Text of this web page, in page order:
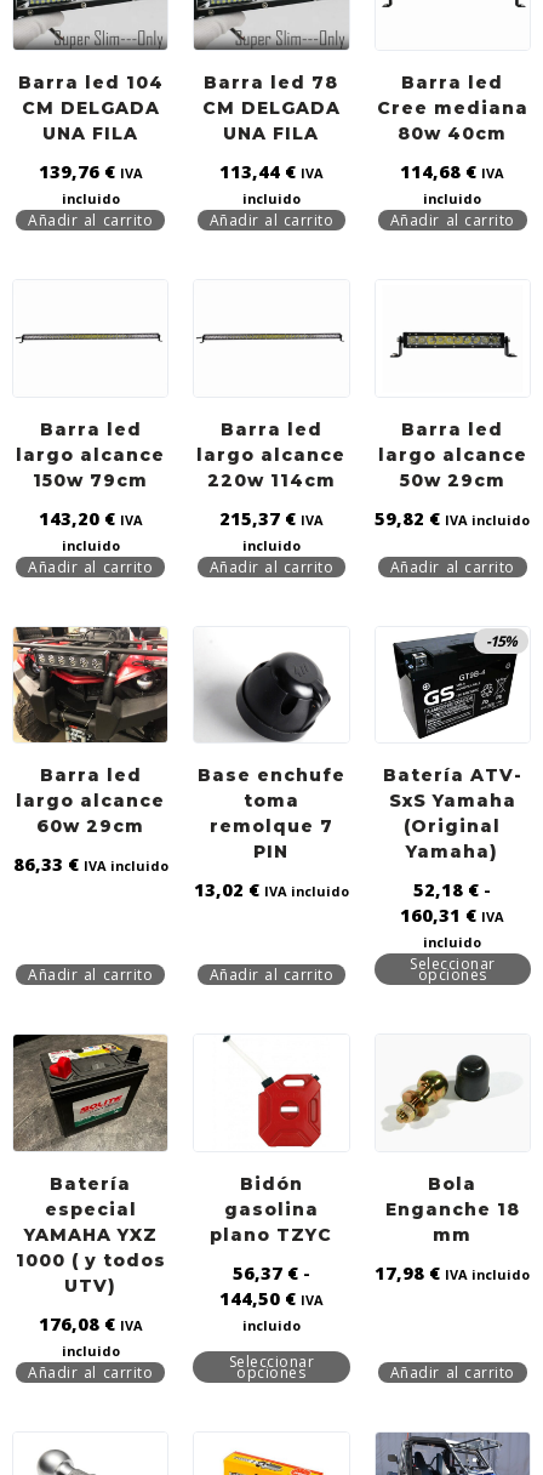
Barra led 104
CM DELGADA
UNA FILA
139,76 € IVA
incluido
Añadir al carrito
Barra led 78
CM DELGADA
UNA FILA
113,44 € IVA
incluido
Añadir al carrito
Barra led
Cree mediana
80w 40cm
114,68 € IVA
incluido
Añadir al carrito
Barra led
largo alcance
150w 79cm
143,20 € IVA
incluido
Añadir al carrito
Barra led
largo alcance
220w 114cm
215,37 € IVA
incluido
Añadir al carrito
Barra led
largo alcance
50w 29cm
59,82 € IVA incluido
Añadir al carrito
Barra led
largo alcance
60w 29cm
86,33 € IVA incluido
Añadir al carrito
Base enchufe
toma
remolque 7
PIN
13,02 € IVA incluido
Añadir al carrito
-15%
Batería ATV-
SxS Yamaha
(Original
Yamaha)
52,18 € -
160,31 € IVA
incluido
Seleccionar
opciones
Batería
especial
YAMAHA YXZ
1000 ( y todos
UTV)
176,08 € IVA
incluido
Añadir al carrito
Bidón
gasolina
plano TZYC
56,37 € -
144,50 € IVA
incluido
Seleccionar
opciones
Bola
Enganche 18
mm
17,98 € IVA incluido
Añadir al carrito